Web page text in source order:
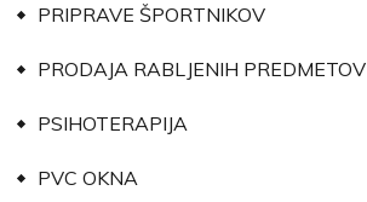
PRIPRAVE ŠPORTNIKOV
PRODAJA RABLJENIH PREDMETOV
PSIHOTERAPIJA
PVC OKNA